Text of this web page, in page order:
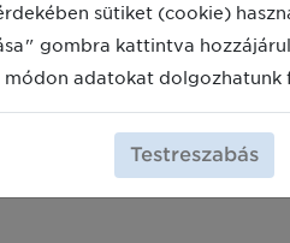
sütiket (cookie)
gombra kattintva
adatokat dolgozhatunk
Testreszabás